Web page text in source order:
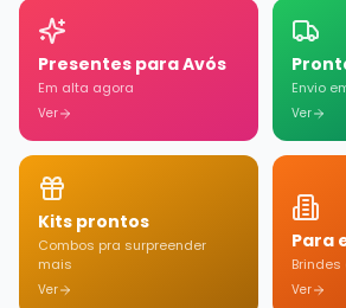
Presentes para Avós
Em alta agora
Ver
Envio
Ver
Kits prontos
Combos pra surpreender
mais
Ver
Para
Ver